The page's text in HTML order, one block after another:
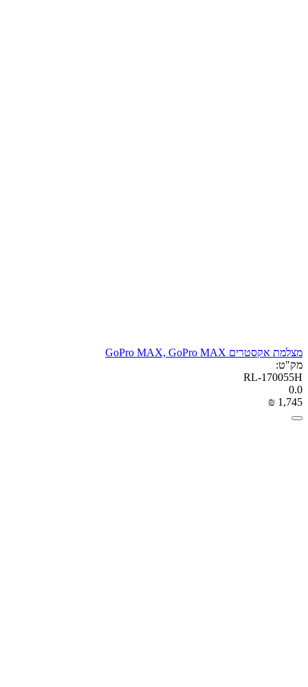
מצלמת אקסטרים GoPro MAX, GoPro MAX
מק"ט:
RL-170055H
0.0
₪ 1,745